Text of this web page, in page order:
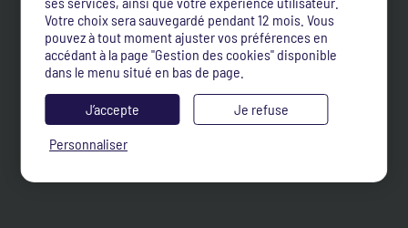
Votre choix sera sauvegardé pendant 12 mois. Vous
pouvez à tout moment ajuster vos préférences en
accédant à la page "Gestion des cookies" disponible
dans le menu situé en bas de page.
J’accepte
Je refuse
Personnaliser